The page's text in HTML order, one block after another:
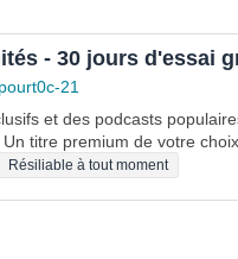
- 30 jours d'essai
21
et des podcasts
titre premium de votre
Résiliable à tout moment